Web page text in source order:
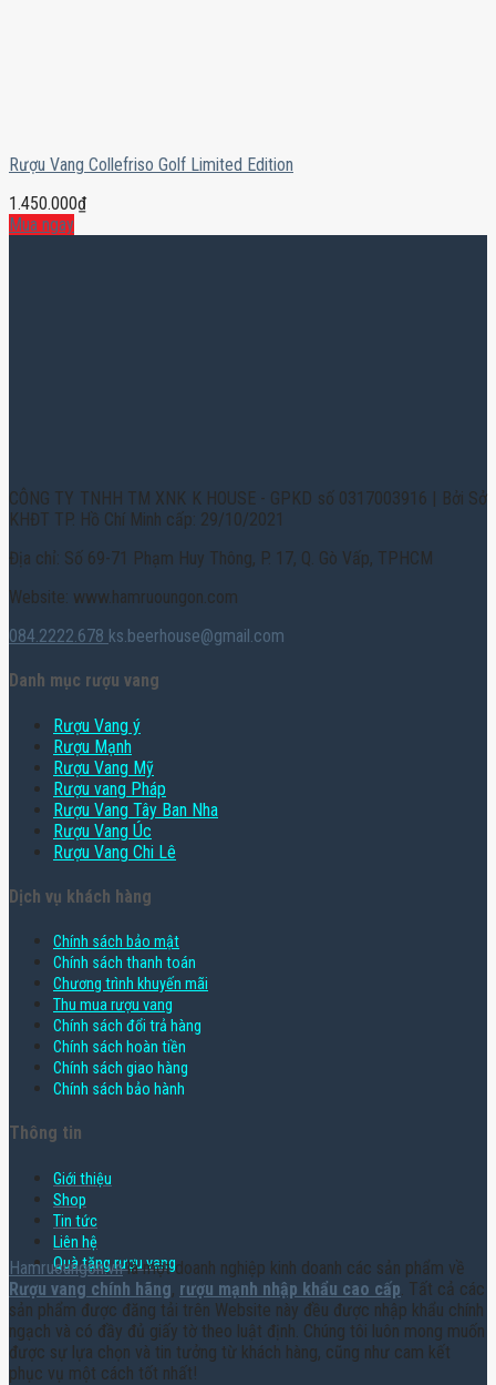
Rượu Vang Collefriso Golf Limited Edition
1.450.000₫
Mua ngay
CÔNG TY TNHH TM XNK K HOUSE - GPKD số 0317003916 | Bởi Sở
KHĐT TP. Hồ Chí Minh cấp: 29/10/2021
Địa chỉ: Số 69-71 Phạm Huy Thông, P. 17, Q. Gò Vấp, TPHCM
Website: www.hamruoungon.com
084.2222.678 ks.beerhouse@gmail.com
Danh mục rượu vang
Rượu Vang ý
Rượu Mạnh
Rượu Vang Mỹ
Rượu vang Pháp
Rượu Vang Tây Ban Nha
Rượu Vang Úc
Rượu Vang Chi Lê
Dịch vụ khách hàng
Chính sách bảo mật
Chính sách thanh toán
Chương trình khuyến mãi
Thu mua rượu vang
Chính sách đổi trả hàng
Chính sách hoàn tiền
Chính sách giao hàng
Chính sách bảo hành
Thông tin
Giới thiệu
Shop
Tin tức
Liên hệ
Quà tặng rượu vang
Hamruoungon.vnlà một doanh nghiệp kinh doanh các sản phẩm về
Rượu vang chính hãng, rượu mạnh nhập khẩu cao cấp . Tất cả các
sản phẩm được đăng tải trên Website này đều được nhập khẩu chính
ngạch và có đầy đủ giấy tờ theo luật định. Chúng tôi luôn mong muốn
được sự lựa chọn và tin tưởng từ khách hàng, cũng như cam kết
phục vụ một cách tốt nhất!